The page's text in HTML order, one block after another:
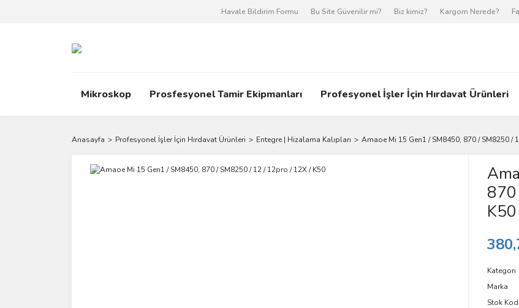
Havale Bildirim Formu Bu Site Güvenilir mi? Biz kimiz? Kargom Nerede?
Mikroskop Prosfesyonel Tamir Ekipmanları Profesyonel İşler İçin Hırdavat Ürünleri
Anasayfa Profesyonel İşler İçin Hırdavat Ürünleri Entegre | Hizalama Kalıpları Amaoe Mi 15 Gen1 / SM8450, 870 / SM8250 /
K50
Kategori
Marka
Stok